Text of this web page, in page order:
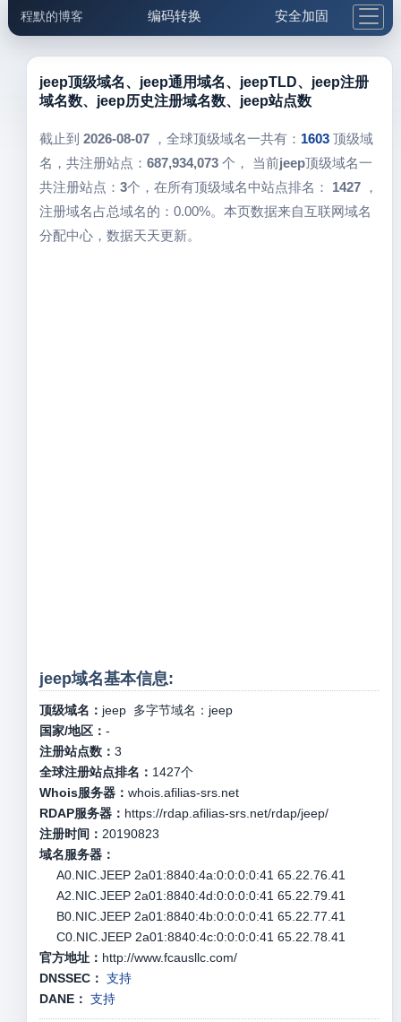
程默的博客 编码转换 安全加固
邮件工具 生活便民 更多工具
5.1支付宝大红包
jeep顶级域名、jeep通用域名、jeepTLD、jeep注册
域名数、jeep历史注册域名数、jeep站点数
截止到 2026-08-07，全球顶级域名一共有： 1603 顶级域
名，共注册站点： 687,934,073 个， 当前jeep顶级域名一
共注册站点： 3个，在所有顶级域名中站点排名： 1427，
注册域名占总域名的：0.00%。本页数据来自互联网域名
分配中心，数据天天更新。
jeep域名基本信息:
顶级域名： jeep多字节域名： jeep
国家/地区： -
注册站点数： 3
全球注册站点排名： 1427个
Whois服务器： whois.afilias-srs.net
RDAP服务器： https://rdap.afilias-srs.net/rdap/jeep/
注册时间： 20190823
域名服务器：
A0.NIC.JEEP 2a01:8840:4a:0:0:0:0:41 65.22.76.41
A2.NIC.JEEP 2a01:8840:4d:0:0:0:0:41 65.22.79.41
B0.NIC.JEEP 2a01:8840:4b:0:0:0:0:41 65.22.77.41
C0.NIC.JEEP 2a01:8840:4c:0:0:0:0:41 65.22.78.41
官方地址： http://www.fcausllc.com/
DNSSEC： 支持
DANE： 支持